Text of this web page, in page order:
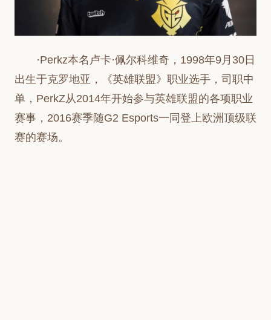
·Perkz本名卢卡·佩尔科维奇，1998年9月30日
出生于克罗地亚，《英雄联盟》职业选手，司职中
单，PerkZ从2014年开始参与英雄联盟的各项职业
赛事，2016赛季随G2 Esports一同登上欧洲顶级联
赛的赛场。